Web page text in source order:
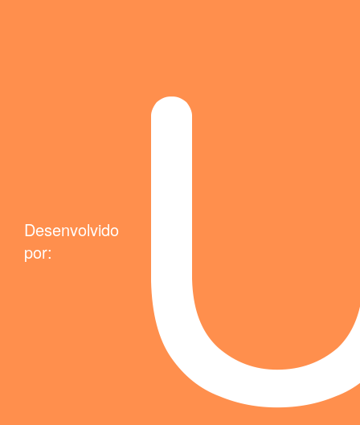
Desenvolvido
por: